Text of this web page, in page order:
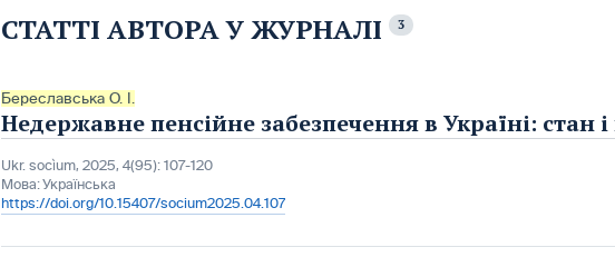
СТАТТІ АВТОРА У ЖУРНАЛІ 3
Береславська О. І.
Недержавне пенсійне забезпечення в Україні: стан
Ukr. socìum, 2025, 4(95): 107-120
Мова:Українська
https://doi.org/10.15407/socium2025.04.107